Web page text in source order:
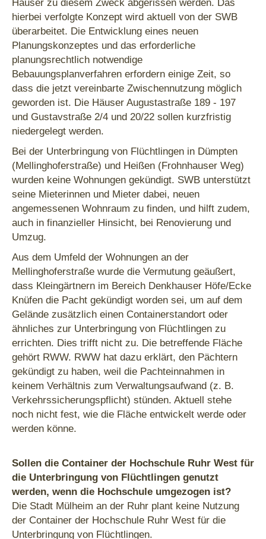
Häuser zu diesem Zweck abgerissen werden. Das
hierbei verfolgte Konzept wird aktuell von der SWB
überarbeitet. Die Entwicklung eines neuen
Planungskonzeptes und das erforderliche
planungsrechtlich notwendige
Bebauungsplanverfahren erfordern einige Zeit, so
dass die jetzt vereinbarte Zwischennutzung möglich
geworden ist. Die Häuser Augustastraße 189 - 197
und Gustavstraße 2/4 und 20/22 sollen kurzfristig
niedergelegt werden.
Bei der Unterbringung von Flüchtlingen in Dümpten
(Mellinghoferstraße) und Heißen (Frohnhauser Weg)
wurden keine Wohnungen gekündigt. SWB unterstützt
seine Mieterinnen und Mieter dabei, neuen
angemessenen Wohnraum zu finden, und hilft zudem,
auch in finanzieller Hinsicht, bei Renovierung und
Umzug.
Aus dem Umfeld der Wohnungen an der
Mellinghoferstraße wurde die Vermutung geäußert,
dass Kleingärtnern im Bereich Denkhauser Höfe/Ecke
Knüfen die Pacht gekündigt worden sei, um auf dem
Gelände zusätzlich einen Containerstandort oder
ähnliches zur Unterbringung von Flüchtlingen zu
errichten. Dies trifft nicht zu. Die betreffende Fläche
gehört RWW. RWW hat dazu erklärt, den Pächtern
gekündigt zu haben, weil die Pachteinnahmen in
keinem Verhältnis zum Verwaltungsaufwand (z. B.
Verkehrssicherungspflicht) stünden. Aktuell stehe
noch nicht fest, wie die Fläche entwickelt werde oder
werden könne.
Sollen die Container der Hochschule Ruhr West für
die Unterbringung von Flüchtlingen genutzt
werden, wenn die Hochschule umgezogen ist?
Die Stadt Mülheim an der Ruhr plant keine Nutzung
der Container der Hochschule Ruhr West für die
Unterbringung von Flüchtlingen.